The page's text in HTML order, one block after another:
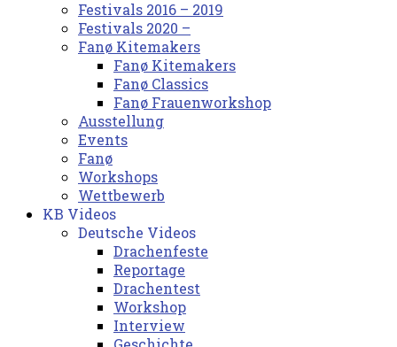
Festivals 2016 – 2019
Festivals 2020 –
Fanø Kitemakers
Fanø Kitemakers
Fanø Classics
Fanø Frauenworkshop
Ausstellung
Events
Fanø
Workshops
Wettbewerb
KB Videos
Deutsche Videos
Drachenfeste
Reportage
Drachentest
Workshop
Interview